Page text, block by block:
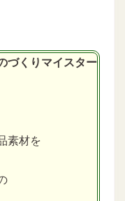
づくりマイスター
素材を